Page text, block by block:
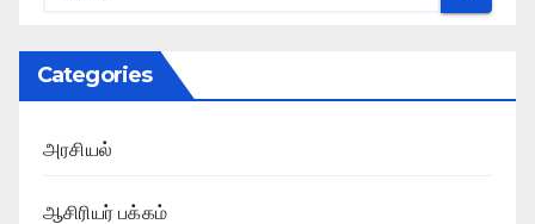
Categories
அரசியல்
ஆசிரியர் பக்கம்